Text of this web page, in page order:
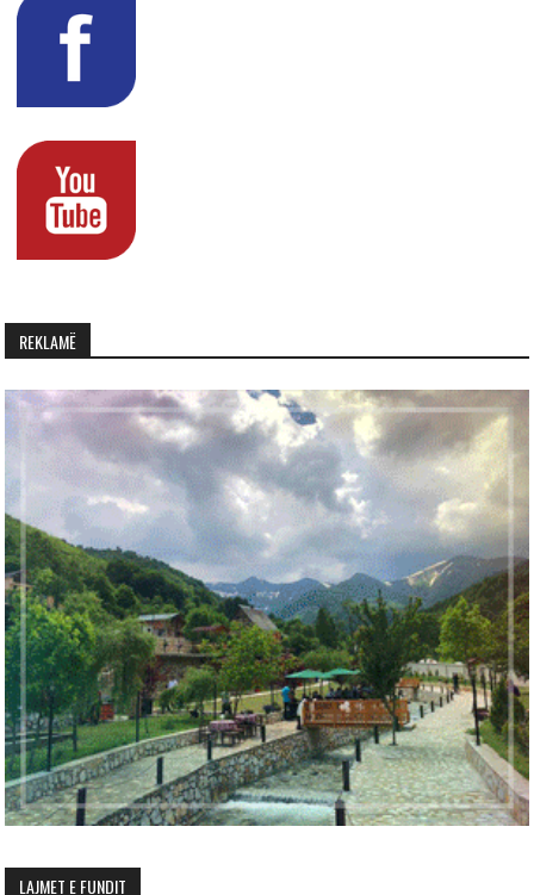
REKLAMË
LAJMET E FUNDIT